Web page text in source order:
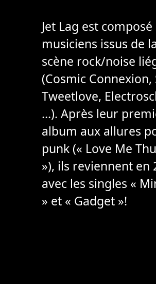
Jet Lag est composé
musiciens issus de la
scène rock/noise
(Cosmic Connexion,
Tweetlove,
…). Après leur
album aux allures
punk (« Love Me
»), ils reviennent en
avec les singles «
» et « Gadget »!